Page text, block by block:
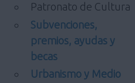
Patronato de Cultura
Subvenciones,
premios, ayudas y
becas
Urbanismo y Medio